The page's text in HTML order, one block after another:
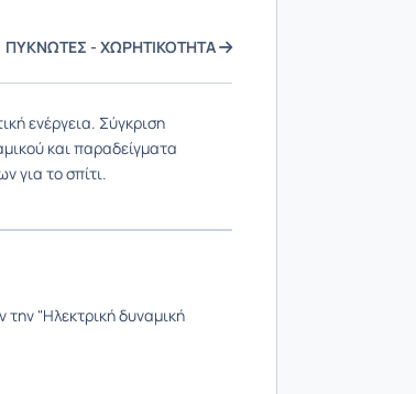
ΠΥΚΝΩΤΕΣ - ΧΩΡΗΤΙΚΟΤΗΤΑ
ενέργεια. Σύγκριση
και παραδείγματα
για το σπίτι.
"Ηλεκτρική δυναμική